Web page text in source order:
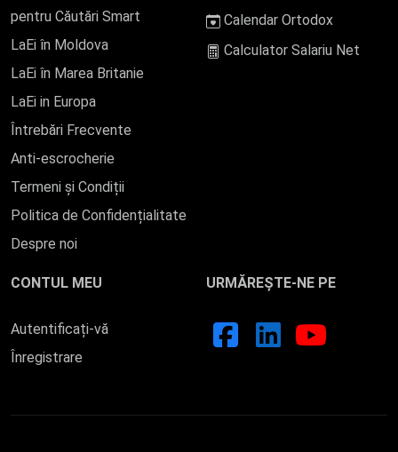
pentru Căutări Smart
LaEi în Moldova
LaEi în Marea Britanie
LaEi in Europa
Întrebări Frecvente
Anti-escrocherie
Termeni și Condiții
Politica de Confidențialitate
Despre noi
Calendar Ortodox
Calculator Salariu Net
CONTUL MEU
Autentificați-vă
Înregistrare
URMĂREȘTE-NE PE